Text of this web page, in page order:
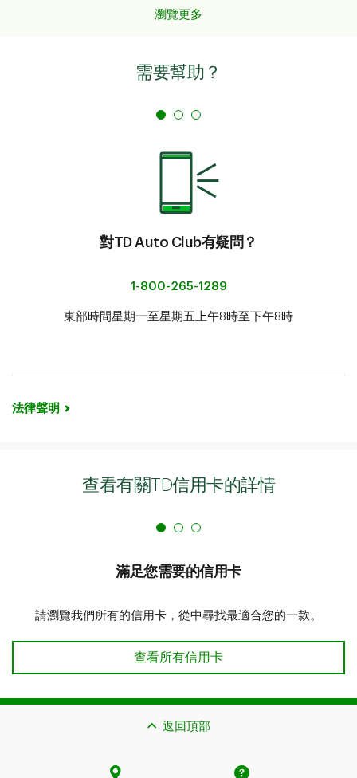
瀏覽更多
需要幫助？
對TD Auto Club有疑問？
1-800-265-1289
東部時間星期一至星期五上午8時至下午8時
法律聲明
查看有關TD信用卡的詳情
滿足您需要的信用卡
請瀏覽我們所有的信用卡，從中尋找最適合您的一款。
滿足您需要的信用卡
查看所有信用卡
返回頂部